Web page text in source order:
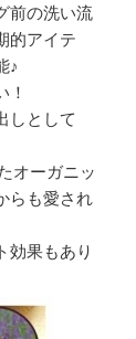
前の洗い流
的アイテ
♪
！
しとして
オーガニッ
らも愛され
効果もあり